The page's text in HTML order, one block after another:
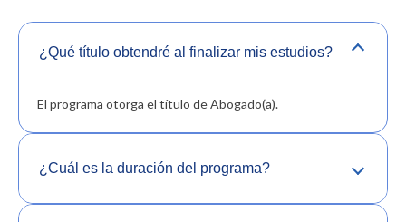
¿Qué título obtendré al finalizar mis estudios?
El programa otorga el título de Abogado(a).
¿Cuál es la duración del programa?